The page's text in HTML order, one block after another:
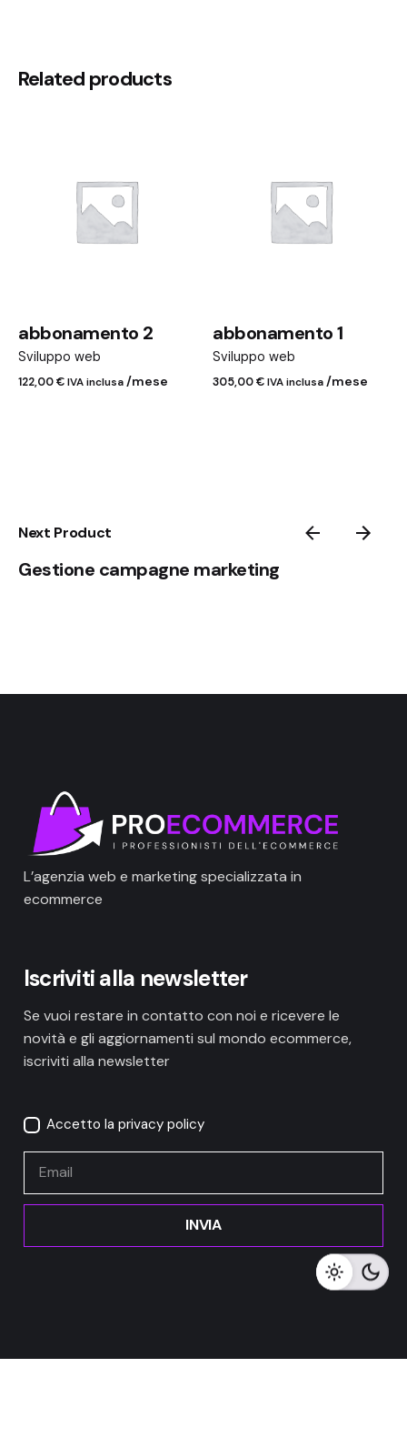
29,28€
/mese per 12
commissione
di iscrizione
87,84€
Related products
abbonamento 2
Sviluppo web
122,00€IVA inclusa/mese
abbonamento 1
Sviluppo web
305,00€IVA inclusa/mese
Next Product
Gestione campagne marketing
L’agenzia web e marketing specializzata in
ecommerce
Iscriviti alla newsletter
Se vuoi restare in contatto con noi e ricevere le
novità e gli aggiornamenti sul mondo ecommerce,
iscriviti alla newsletter
Accetto la privacy policy
INVIA